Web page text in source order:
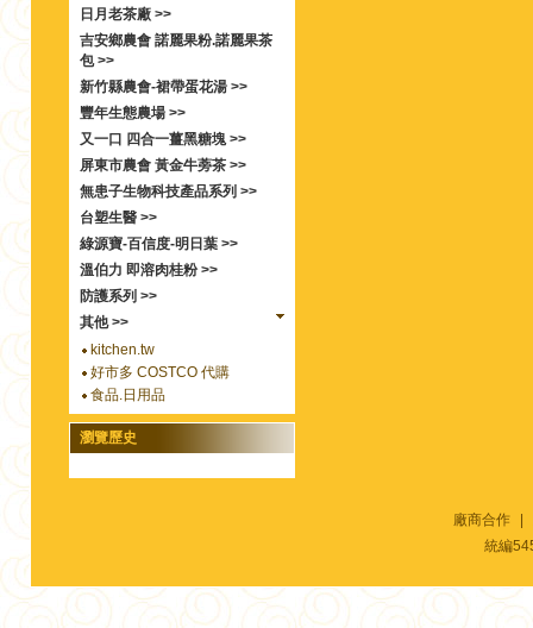
日月老茶廠 >>
吉安鄉農會 諾麗果粉.諾麗果茶
包 >>
新竹縣農會-裙帶蛋花湯 >>
豐年生態農場 >>
又一口 四合一薑黑糖塊 >>
屏東市農會 黃金牛蒡茶 >>
無患子生物科技產品系列 >>
台塑生醫 >>
綠源寶-百信度-明日葉 >>
溫伯力 即溶肉桂粉 >>
防護系列 >>
其他 >>
kitchen.tw
好市多 COSTCO 代購
食品.日用品
瀏覽歷史
廠商合作
統編